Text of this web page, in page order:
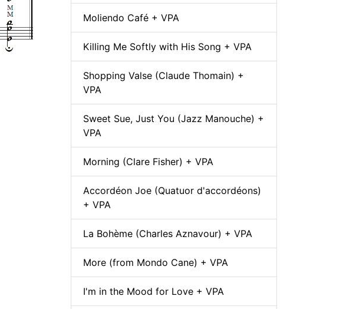
Moliendo Café + VPA
Killing Me Softly with His Song + VPA
Shopping Valse (Claude Thomain) +
VPA
Sweet Sue, Just You (Jazz Manouche) +
VPA
Morning (Clare Fisher) + VPA
Accordéon Joe (Quatuor d'accordéons)
+ VPA
La Bohème (Charles Aznavour) + VPA
More (from Mondo Cane) + VPA
I'm in the Mood for Love + VPA